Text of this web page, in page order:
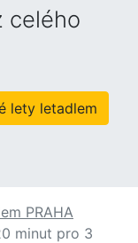
celého
lety letadlem
PRAHA
minut pro 3